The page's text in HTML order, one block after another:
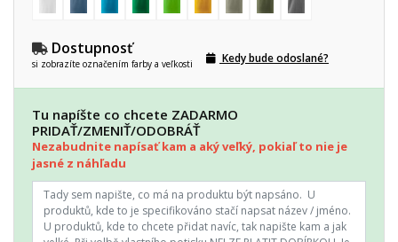
Dostupnosť
si zobrazíte označením farby a veľkosti Kedy bude odoslané?
Tu napíšte co chcete ZADARMO
PRIDAŤ/ZMENIŤ/ODOBRÁŤ
Nezabudnite napísať kam a aký veľký, pokiaľ to nie je
jasné z náhľadu